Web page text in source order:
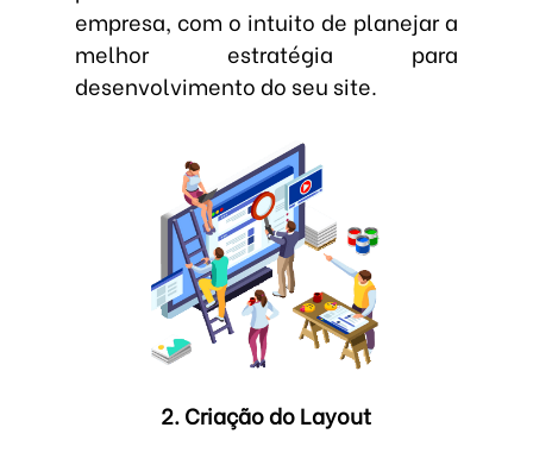
empresa, com o intuito de planejar a
melhor estratégia para
desenvolvimento do seu site.
2. Criação do Layout